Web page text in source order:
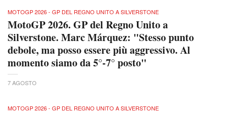
MOTOGP 2026 - GP DEL REGNO UNITO A SILVERSTONE
MotoGP 2026. GP del Regno Unito a
Silverstone. Marc Márquez: "Stesso punto
debole, ma posso essere più aggressivo. Al
momento siamo da 5°-7° posto"
7 AGOSTO
MOTOGP 2026 - GP DEL REGNO UNITO A SILVERSTONE